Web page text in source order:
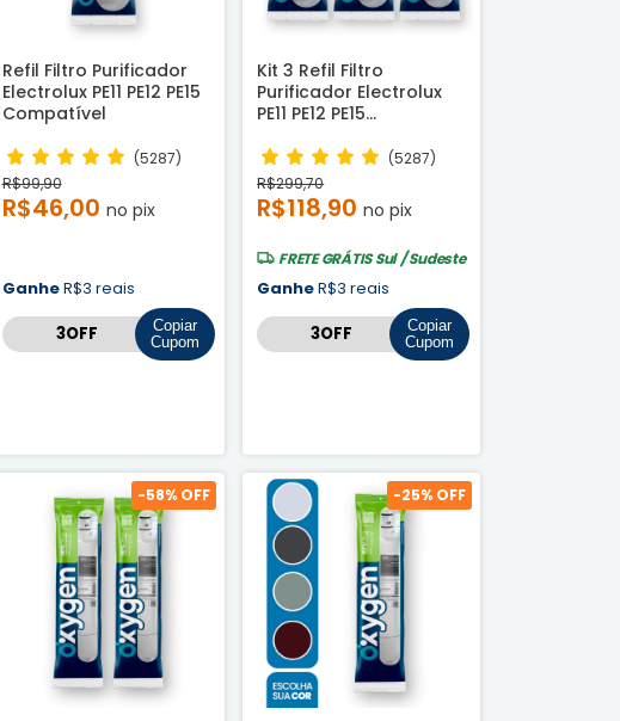
Refil Filtro Purificador
Electrolux PE11 PE12 PE15
Compatível
(5287)
R$99,90
R$46,00 no pix
GanheR$3 reais
Copiar
Cupom
Kit 3 Refil Filtro
Purificador Electrolux
PE11 PE12 PE15
(5287)
R$299,70
R$118,90no pix
FRETE GRÁTISSul / Sudeste
GanheR$3 reais
Copiar
Cupom
-58% OFF -25% OFF